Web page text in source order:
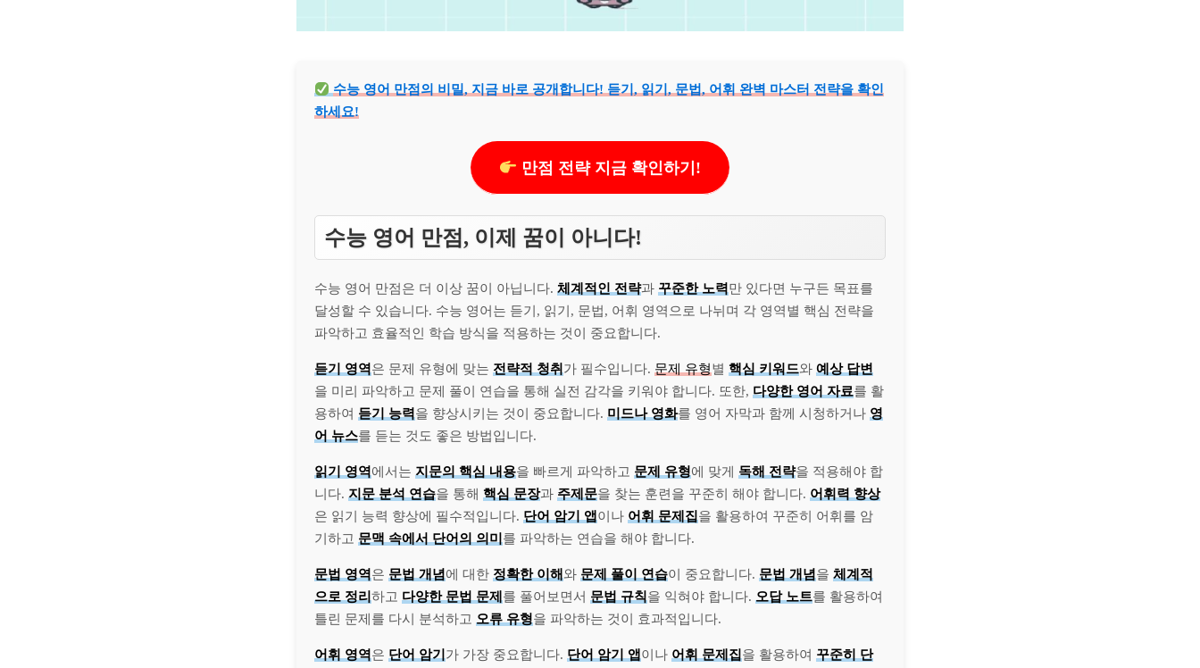
수능 영어 만점의 비밀, 지금 바로 공개합니다! 듣기, 읽기, 문법, 어휘 완벽 마스터 전략을 확인
하세요!
만점 전략 지금 확인하기!
수능 영어 만점, 이제 꿈이 아니다!
수능 영어 만점은 더 이상 꿈이 아닙니다. 체계적인 전략과 꾸준한 노력만 있다면 누구든 목표를
달성할 수 있습니다. 수능 영어는 듣기, 읽기, 문법, 어휘 영역으로 나뉘며 각 영역별 핵심 전략을
파악하고 효율적인 학습 방식을 적용하는 것이 중요합니다.
듣기 영역은 문제 유형에 맞는 전략적 청취가 필수입니다. 문제 유형별 핵심 키워드와 예상 답변
을 미리 파악하고 문제 풀이 연습을 통해 실전 감각을 키워야 합니다. 또한, 다양한 영어 자료를 활
용하여 듣기 능력을 향상시키는 것이 중요합니다. 미드나 영화를 영어 자막과 함께 시청하거나 영
어 뉴스를 듣는 것도 좋은 방법입니다.
읽기 영역에서는 지문의 핵심 내용을 빠르게 파악하고 문제 유형에 맞게 독해 전략을 적용해야 합
니다. 지문 분석 연습을 통해 핵심 문장과 주제문을 찾는 훈련을 꾸준히 해야 합니다. 어휘력 향상
은 읽기 능력 향상에 필수적입니다. 단어 암기 앱이나 어휘 문제집을 활용하여 꾸준히 어휘를 암
기하고 문맥 속에서 단어의 의미를 파악하는 연습을 해야 합니다.
문법 영역은 문법 개념에 대한 정확한 이해와 문제 풀이 연습이 중요합니다. 문법 개념을 체계적
으로 정리하고 다양한 문법 문제를 풀어보면서 문법 규칙을 익혀야 합니다. 오답 노트를 활용하여
틀린 문제를 다시 분석하고 오류 유형을 파악하는 것이 효과적입니다.
어휘 영역은 단어 암기가 가장 중요합니다. 단어 암기 앱이나 어휘 문제집을 활용하여 꾸준히 단